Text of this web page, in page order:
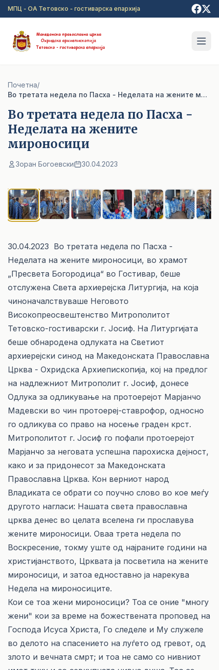
Прејди на главна содржина
МПЦ - ОА Тетовско - гостиварска епархија
Почетна/
Во третата недела по Пасха - Неделата на жените мироносици
Во третата недела по Пасха -
Неделата на жените
мироносици
Зоран Богоевски 30.04.2023
30.04.2023 Во третата недела по Пасха -
Неделата на жените мироносици, во храмот
„Пресвета Богородица“ во Гостивар, беше
отслужена Света архиерејска Литургија, на која
чиноначалствуваше Неговото
Високопреосвештенство Митрополитот
Тетовско-гостиварски г. Јосиф. На Литургијата
беше обнародена одлуката на Светиот
архиерејски синод на Македонската Православна
Црква - Охридска Архиепископија, кој на предлог
на надлежниот Митрополит г. Јосиф, донесе
Одлука за одликување на протоерејот Марјанчо
Мадевски во чин протоереј-ставрофор, односно
го одликува со право на носење граден крст.
Митрополитот г. Јосиф го пофали протоерејот
Марјанчо за неговата успешна парохиска дејност,
како и за придонесот за Македонската
Православна Црква. Кон верниот народ
Владиката се обрати со поучно слово во кое меѓу
другото нагласи: Нашата света православна
црква денес во целата вселена ги прославува
жените мироносици. Оваа трета недела по
Воскресение, токму уште од најраните години на
христијанството, Црквата ја посветила на жените
мироносици, и затоа едноставно ја нарекува
Недела на мироносиците.
Кои се тоа жени мироносици? Тоа се оние "многу
жени" кои за време на божествената проповед на
Господа Исуса Христа, Го следеле и Му служеле
во делото на спасението на луѓето од гревот, од
злото и вечната смрт; и тоа не само со нивниот